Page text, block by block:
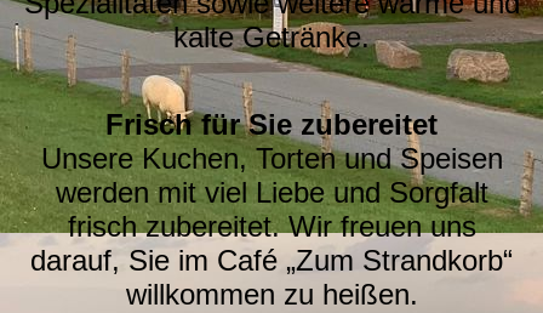
kalte Getränke.
Frisch für Sie zubereitet
Unsere Kuchen, Torten und Speisen
werden mit viel Liebe und Sorgfalt
frisch zubereitet. Wir freuen uns
darauf, Sie im Café „Zum Strandkorb“
willkommen zu heißen.